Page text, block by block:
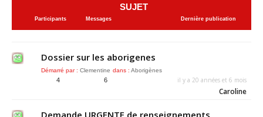
SUJET
Participants Messages Dernière publication
Dossier sur les aborigenes
Démarré par : Clementine dans : Aborigènes
4 6 il y a 20 années et 6 mois
Caroline
Demande URGENTE de renseignements